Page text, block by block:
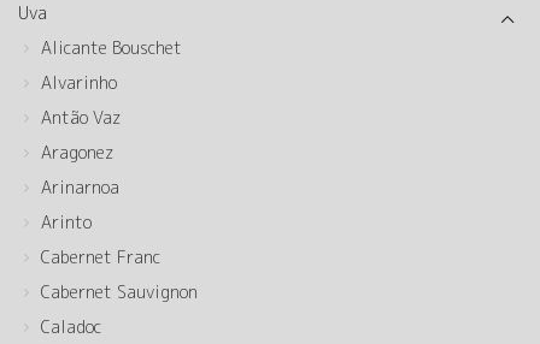
Uva
Alicante Bouschet
Alvarinho
Antão Vaz
Aragonez
Arinarnoa
Arinto
Cabernet Franc
Cabernet Sauvignon
Caladoc